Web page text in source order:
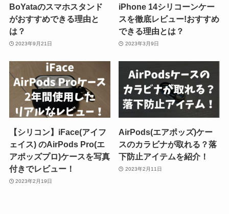
BoYataのスマホスタンド
がおすすめできる理由と
は？
2023年9月21日
iPhone 14シリコーンケー
スを徹底レビュー!おすすめ
できる理由とは？
2023年3月9日
【シリコン】iFace(アイフ
ェイス) のAirPods Pro(エ
アポッズプロ)ケースを写真
付きでレビュー！
2023年2月19日
AirPods(エアポッズ)ケー
スのカラビナが取れる？落
下防止アイテムを紹介！
2023年2月11日